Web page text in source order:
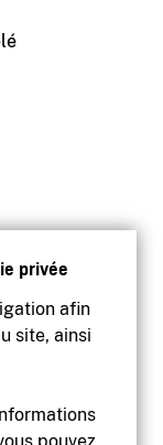
privée
afin
site, ainsi